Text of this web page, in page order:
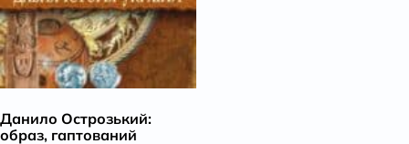
Данило Острозький:
образ, гаптований